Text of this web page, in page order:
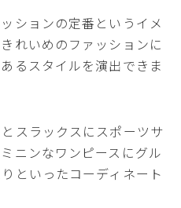
ションの定番というイメ
れいめのファッションに
るスタイルを演出できま
スラックスにスポーツサ
ニンなワンピースにグル
といったコーディネート